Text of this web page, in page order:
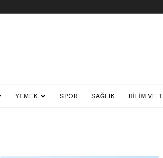
YEMEK SPOR SAĞLIK BILIM VE